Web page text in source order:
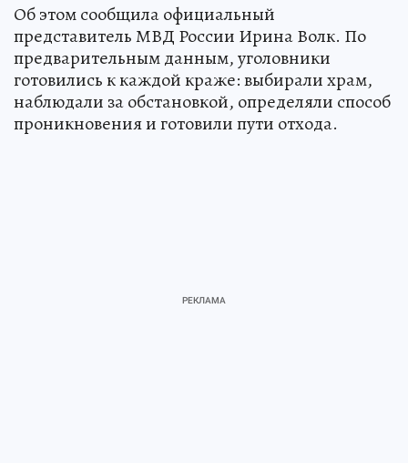
Об этом сообщила официальный
представитель МВД России Ирина Волк. По
предварительным данным, уголовники
готовились к каждой краже: выбирали храм,
наблюдали за обстановкой, определяли способ
проникновения и готовили пути отхода.